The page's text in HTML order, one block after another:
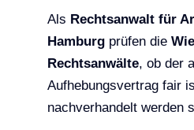
Als Rechtsanwalt für
Hamburgprüfen die
Rechtsanwälte, ob der
Aufhebungsvertrag fair
nachverhandelt werden